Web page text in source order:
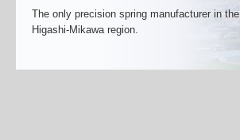
The only precision spring manufacturer in the
Higashi-Mikawa region.